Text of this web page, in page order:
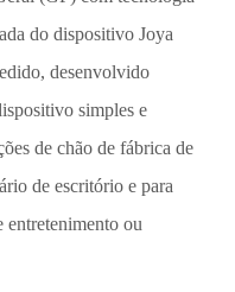
do dispositivo Joya
desenvolvido
simples e
de chão de fábrica de
de escritório e para
entretenimento ou